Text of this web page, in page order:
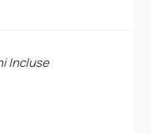
Incluse